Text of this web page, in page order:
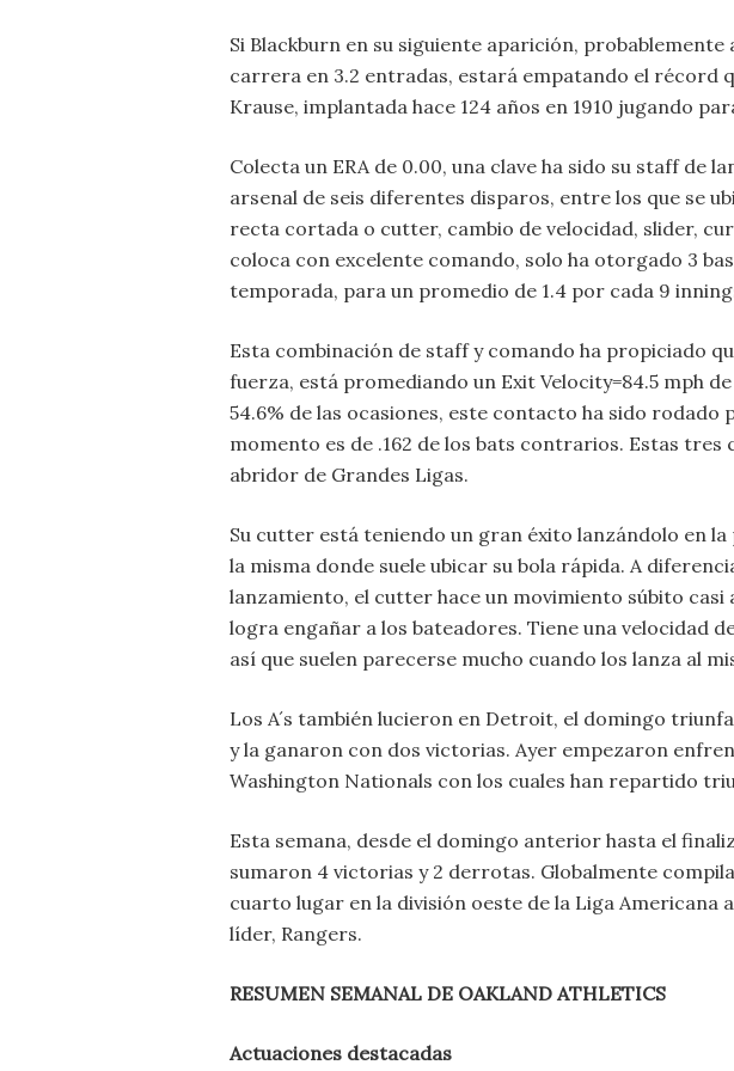
Si Blackburn en su siguiente aparición,
carrera en 3.2 entradas, estará empatando el récord
Krause, implantada hace 124 años en 1910 jugando
Colecta un ERA de 0.00, una clave ha sido su staff de
arsenal de seis diferentes disparos, entre los que se
recta cortada o cutter, cambio de velocidad, slider,
coloca con excelente comando, solo ha otorgado 3
temporada, para un promedio de 1.4 por cada 9
Esta combinación de staff y comando ha propiciado
fuerza, está promediando un Exit Velocity=84.5 mph
54.6% de las ocasiones, este contacto ha sido rodado
momento es de .162 de los bats contrarios. Estas tres
abridor de Grandes Ligas.
Su cutter está teniendo un gran éxito lanzándolo en
la misma donde suele ubicar su bola rápida. A
lanzamiento, el cutter hace un movimiento súbito casi
logra engañar a los bateadores. Tiene una velocidad
así que suelen parecerse mucho cuando los lanza al
Los A´s también lucieron en Detroit, el domingo
y la ganaron con dos victorias. Ayer empezaron
Washington Nationals con los cuales han repartido
Esta semana, desde el domingo anterior hasta el
sumaron 4 victorias y 2 derrotas. Globalmente
cuarto lugar en la división oeste de la Liga Americana
líder, Rangers.
RESUMEN SEMANAL DE OAKLAND ATHLETICS
Actuaciones destacadas